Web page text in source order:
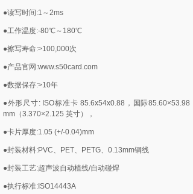
●读写时间:1～2ms
●工作温度:-80℃～180℃
●擦写寿命:>100,000次
●产品官网:www.s50card.com
●数据保存:>10年
●外形尺寸: ISO标准卡 85.6x54x0.88，国际85.60×53.98
mm（3.370×2.125 英寸），
●卡片厚度:1.05 (+/-0.04)mm
●封装材料:PVC、PET、PETG、0.13mm铜线
●封装工艺:超声波自动植线/自动碰焊
●执行标准:ISO14443A